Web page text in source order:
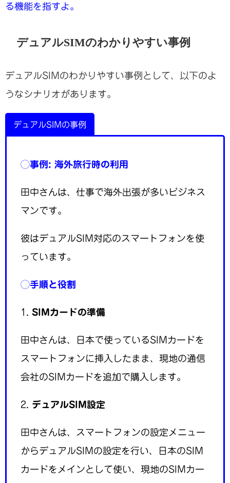
る機能を指すよ。
デュアルSIMのわかりやすい事例
デュアルSIMのわかりやすい事例として、以下のよ
うなシナリオがあります。
デュアルSIMの事例
◯事例: 海外旅行時の利用
田中さんは、仕事で海外出張が多いビジネス
マンです。
彼はデュアルSIM対応のスマートフォンを使
っています。
◯手順と役割
1. SIMカードの準備
田中さんは、日本で使っているSIMカードを
スマートフォンに挿入したまま、現地の通信
会社のSIMカードを追加で購入します。
2. デュアルSIM設定
田中さんは、スマートフォンの設定メニュー
からデュアルSIMの設定を行い、日本のSIM
カードをメインとして使い、現地のSIMカー